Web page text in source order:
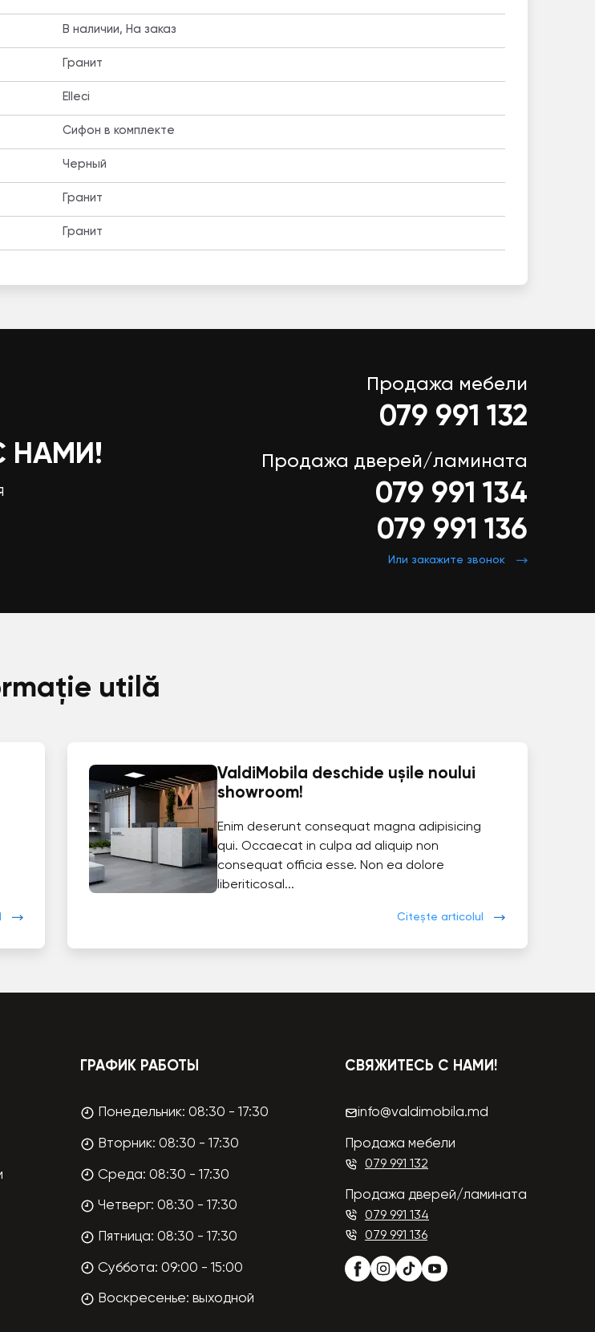
В наличии, На заказ
Гранит
Elleci
Cифон в комплекте
Черный
Гранит
Гранит
НАМИ!
Продажа мебели
079 991 132
Продажа дверей/ламината
079 991 134
079 991 136
Или закажите звонок
utilă
ValdiMobila deschide ușile noului
showroom!
Enim deserunt consequat magna adipisicing
qui. Occaecat in culpa ad aliquip non
consequat officia esse. Non ea dolore
liberiticosal...
Citește articolul
ГРАФИК РАБОТЫ
Понедельник: 08:30 - 17:30
Вторник: 08:30 - 17:30
Среда: 08:30 - 17:30
Четверг: 08:30 - 17:30
Пятница: 08:30 - 17:30
Суббота: 09:00 - 15:00
Воскресенье: выходной
СВЯЖИТЕСЬ С НАМИ!
info@valdimobila.md
Продажа мебели
079 991 132
Продажа дверей/ламината
079 991 134
079 991 136